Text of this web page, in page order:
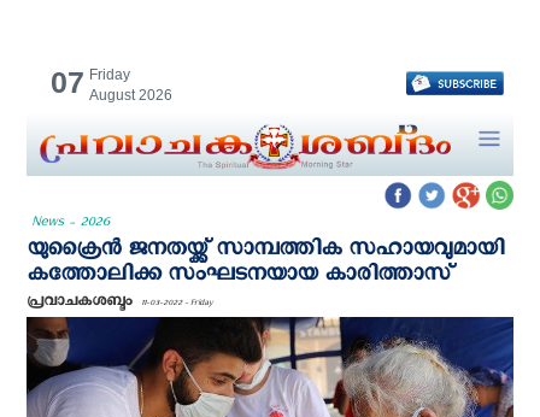
07 Friday
August 2026
News - 2026
യുക്രൈൻ ജനതയ്ക്ക് സാമ്പത്തിക സഹായവുമായി
കത്തോലിക്ക സംഘടനയായ കാരിത്താസ്
പ്രവാചകശബ്ദം 11-03-2022 - Friday